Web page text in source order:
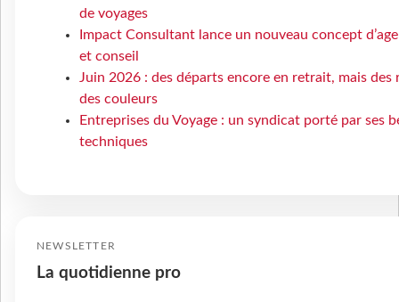
de voyages
Impact Consultant lance un nouveau concept
et conseil
Juin 2026 : des départs encore en retrait, mais
des couleurs
Entreprises du Voyage : un syndicat porté par ses
techniques
NEWSLETTER
La quotidienne pro